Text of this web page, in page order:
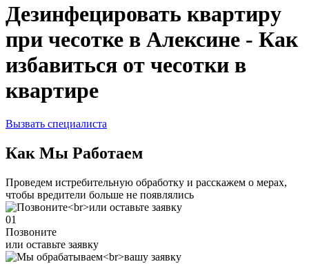
Дезинфецировать квартиру
при чесотке в Алексине - Как
избавиться от чесотки в
квартире
Вызвать специалиста
Как Мы Работаем
Проведем истребительную обработку и расскажем о мерах,
чтобы вредители больше не появлялись
01
Позвоните
или оставьте заявку